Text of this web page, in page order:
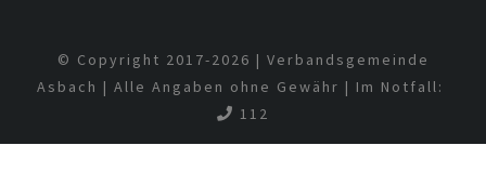
© Copyright 2017-2026 | Verbandsgemeinde
Asbach | Alle Angaben ohne Gewähr | Im Notfall:
112